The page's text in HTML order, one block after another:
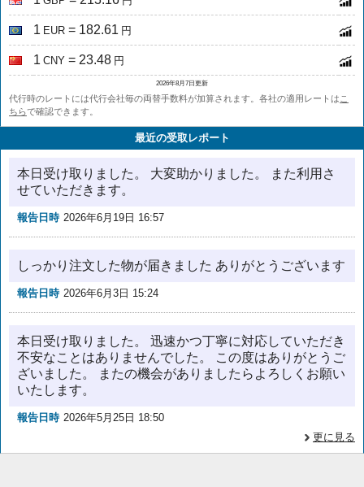
1 EUR = 182.61 円
1 CNY = 23.48 円
2026年8月7日更新
代行時のレートには代行会社毎の両替手数料が加算されます。各社の適用レートは こ
ちらで確認できます。
最近の受取レポート
本日受け取りました。 大変助かりました。 また利用さ
せていただきます。
報告日時 2026年6月19日 16:57
しっかり注文した物が届きました ありがとうございます
報告日時 2026年6月3日 15:24
本日受け取りました。 迅速かつ丁寧に対応していただき
不安なことはありませんでした。 この度はありがとうご
ざいました。 またの機会がありましたらよろしくお願い
いたします。
報告日時 2026年5月25日 18:50
更に見る